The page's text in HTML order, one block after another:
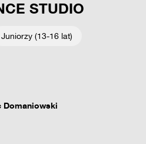
STUDIO
Juniorzy (13-16 lat)
Domaniowski